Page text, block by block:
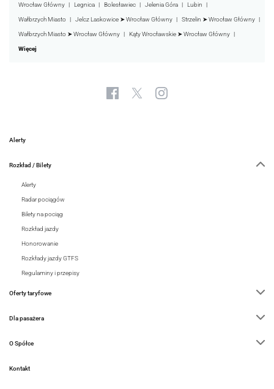
Wrocław Główny Legnica Bolesławiec Jelenia Góra Lubin
Wałbrzych Miasto Jelcz Laskowice ➤ Wrocław Główny Strzelin ➤ Wrocław Główny
Wałbrzych Miasto ➤ Wrocław Główny Kąty Wrocławskie ➤ Wrocław Główny
Więcej
Alerty
Rozkład / Bilety
Alerty
Radar pociągów
Bilety na pociąg
Rozkład jazdy
Honorowanie
Rozkłady jazdy GTFS
Regulaminy i przepisy
Oferty taryfowe
Dla pasażera
O Spółce
Kontakt